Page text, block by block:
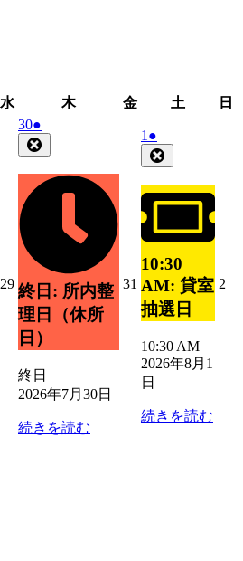
水
曜
日
木木
金金
日
土 日
292026
年
7
月
29
日
302026
年
7
月
30
●
件
の
イ
終日: 所内整
理日（休所
日）
終日
2026年7月30日
続きを読む
31 2026
年
7
31
日
1 2026
年
8
月
1
●
件
の
イ
ベ
ン
ト)
10:30
AM: 貸室
抽選日
10:30 AM
2026年8月1
日
続きを読む
2